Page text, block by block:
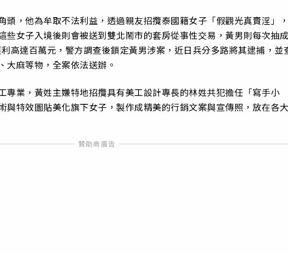
頭，他為牟取不法利益，透過親友招攬泰國籍女子「假觀光真賣淫」
些女子入境後則會被送到雙北鬧市的套房從事性交易，黃男則每次抽
高達百萬元，警方調查後鎖定黃男涉案，近日兵分多路將其逮捕，並
大麻等物，全案依法送辦。
專業，黃姓主嫌特地招攬具有美工設計專長的林姓共犯擔任「寫手小
與特效圖貼美化旗下女子，製作成精美的行銷文案與宣傳照，放在各